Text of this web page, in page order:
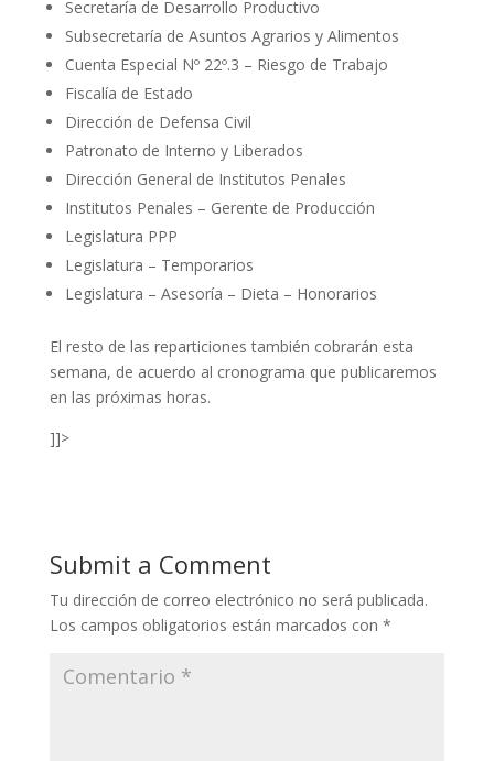
Secretaría de Desarrollo Productivo
Subsecretaría de Asuntos Agrarios y Alimentos
Cuenta Especial Nº 22º.3 – Riesgo de Trabajo
Fiscalía de Estado
Dirección de Defensa Civil
Patronato de Interno y Liberados
Dirección General de Institutos Penales
Institutos Penales – Gerente de Producción
Legislatura PPP
Legislatura – Temporarios
Legislatura – Asesoría – Dieta – Honorarios
El resto de las reparticiones también cobrarán esta
semana, de acuerdo al cronograma que publicaremos
en las próximas horas.
]]>
Submit a Comment
Tu dirección de correo electrónico no será publicada.
Los campos obligatorios están marcados con *